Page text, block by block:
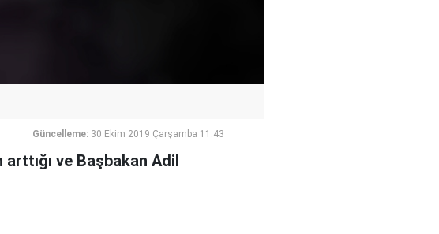
Güncelleme: 30 Ekim 2019 Çarşamba 11:43
ve Başbakan Adil